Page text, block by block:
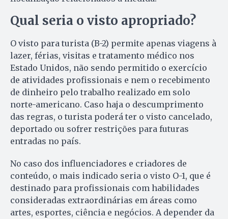
Qual seria o visto apropriado?
O visto para turista (B-2) permite apenas viagens à
lazer, férias, visitas e tratamento médico nos
Estado Unidos, não sendo permitido o exercício
de atividades profissionais e nem o recebimento
de dinheiro pelo trabalho realizado em solo
norte-americano. Caso haja o descumprimento
das regras, o turista poderá ter o visto cancelado,
deportado ou sofrer restrições para futuras
entradas no país.
No caso dos influenciadores e criadores de
conteúdo, o mais indicado seria o visto O-1, que é
destinado para profissionais com habilidades
consideradas extraordinárias em áreas como
artes, esportes, ciência e negócios. A depender da